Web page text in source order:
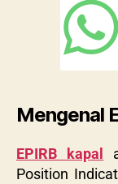
Mengenal
EPIRB kapal
Position